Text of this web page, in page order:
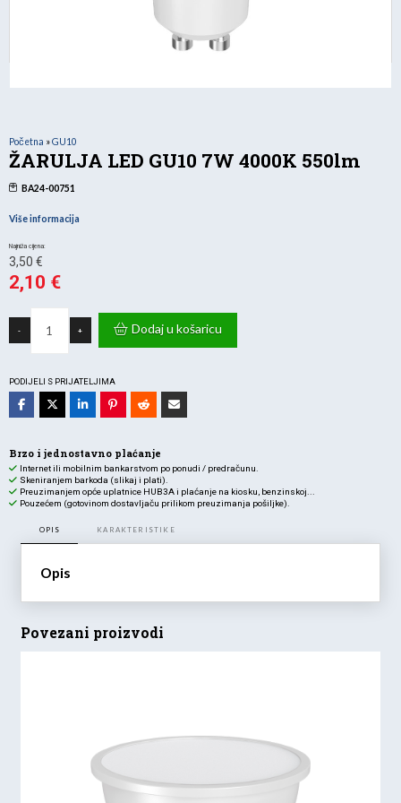
Početna »GU10
ŽARULJA LED GU10 7W 4000K 550lm
BA24-00751
Više informacija
3,50 €Izvorna
cijena
bila
je:
3,50 €.
2,10 €
Trenutna
cijena
je:
-
7W
4000K
+ Dodaj u košaricu
PODIJELI S PRIJATELJIMA
Brzo i jednostavno plaćanje
Internet ili mobilnim bankarstvom po ponudi / predračunu.
Skeniranjem barkoda (slikaj i plati).
Preuzimanjem opće uplatnice HUB3A i plaćanje na kiosku, benzinskoj...
Pouzećem (gotovinom dostavljaču prilikom preuzimanja pošiljke).
OPIS KARAKTERISTIKE
Opis
Povezani proizvodi